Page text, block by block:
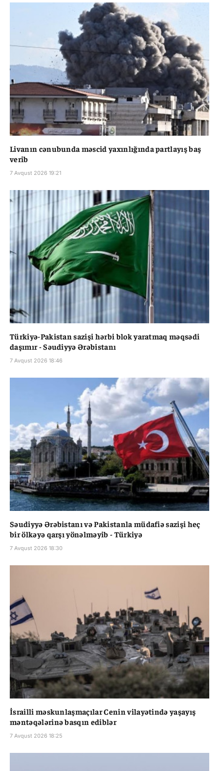
Livanın cənubunda məscid yaxınlığında partlayış baş
verib
7 Avqust 2026 19:21
Türkiyə-Pakistan sazişi hərbi blok yaratmaq məqsədi
daşımır - Səudiyyə Ərəbistanı
7 Avqust 2026 18:46
Səudiyyə Ərəbistanı və Pakistanla müdafiə sazişi heç
bir ölkəyə qarşı yönəlməyib - Türkiyə
7 Avqust 2026 18:30
İsrailli məskunlaşmaçılar Cenin vilayətində yaşayış
məntəqələrinə basqın ediblər
7 Avqust 2026 18:25